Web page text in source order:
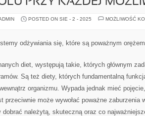
POSTED ON SIE - 2 - 2025
MOŻLIWOŚĆ
odżywiania się, które są poważnym orężem
diet, występują takie, których głównym
Są też diety, których fundamentalną
organizmu. Wypada jednak mieć
przeciwnie może wywołać poważne zaburzenia
dobrać należytą, skuteczną oraz co